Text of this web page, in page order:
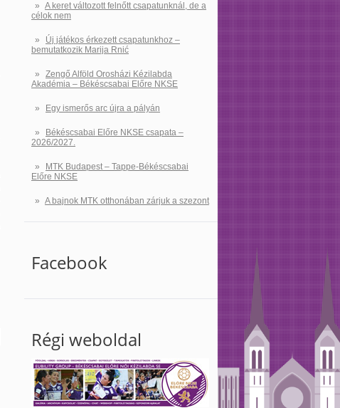
A keret változott felnőtt csapatunknál, de a
célok nem
Új játékos érkezett csapatunkhoz –
bemutatkozik Marija Rnić
Zengő Alföld Orosházi Kézilabda
Akadémia – Békéscsabai Előre NKSE
Egy ismerős arc újra a pályán
Békéscsabai Előre NKSE csapata –
2026/2027.
MTK Budapest – Tappe-Békéscsabai
Előre NKSE
A bajnok MTK otthonában zárjuk a szezont
Facebook
Régi weboldal